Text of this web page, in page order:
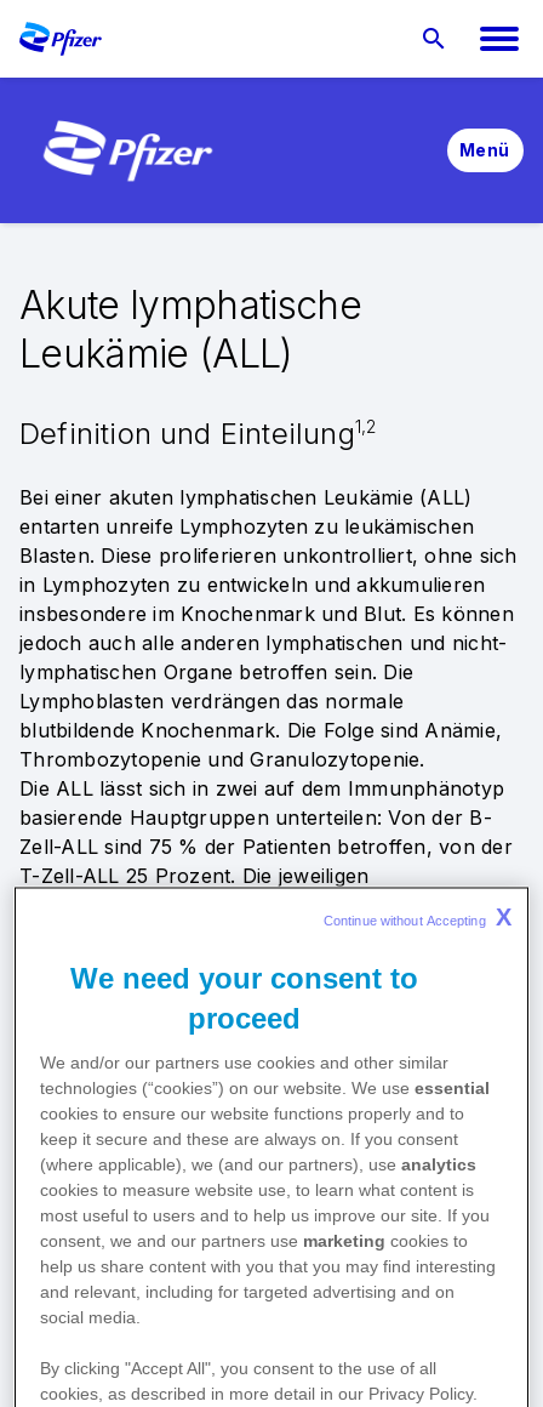
Menü
Service & Ressourcen
Unsere Fortbildungsplattform für Fachärzte
Akute lymphatische
Leukämie (ALL)
Definition und Einteilung1,2
Bei einer akuten lymphatischen Leukämie (ALL)
entarten unreife Lymphozyten zu leukämischen
Blasten. Diese proliferieren unkontrolliert, ohne sich
in Lymphozyten zu entwickeln und akkumulieren
insbesondere im Knochenmark und Blut. Es können
jedoch auch alle anderen lymphatischen und nicht-
lymphatischen Organe betroffen sein. Die
Lymphoblasten verdrängen das normale
blutbildende Knochenmark. Die Folge sind Anämie,
Thrombozytopenie und Granulozytopenie.
Die ALL lässt sich in zwei auf dem Immunphänotyp
basierende Hauptgruppen unterteilen: Von der B-
Zell-ALL sind 75 % der Patienten betroffen, von der
T-Zell-ALL 25 Prozent. Die jeweiligen
Differenzierungsstufen führen zu einer Unterteilung
der Hauptgruppen, die durch spezifische klinische
und zytogenetische bzw. molekulargenetische
Aberrationen gekennzeichnet ist.
Aufgrund der schlechten Prognose und der
Komplexität der Therapie sollte jedes Rezidiv einer
ALL als medizinischer Notfall betrachtet werden.
Epidemiologie
Die ALL ist eine seltene Krebserkrankung.
Die Gesamtinzidenz der ALL liegt bei
1,1/100.000 im Jahr.
Es können alle Altersgruppen betroffen sein.
Jahren (5,3/100.000).
Die zweithöchste Inzidenz haben
We need your consent to
proceed
We and/or our partners use cookies and other similar
technologies (“cookies”) on our website. We useessential
cookies to ensure our website functions properly and to
keep it secure and these are always on. If you consent
(where applicable), we (and our partners), useanalytics
cookies to measure website use, to learn what content is
most useful to users and to help us improve our site. If you
consent, we and our partners use marketing cookies to
help us share content with you that you may find interesting
and relevant, including for targeted advertising and on
social media.
By clicking "Accept All", you consent to the use of all
cookies, as described in more detail in our Privacy Policy.
Continue without Accepting X